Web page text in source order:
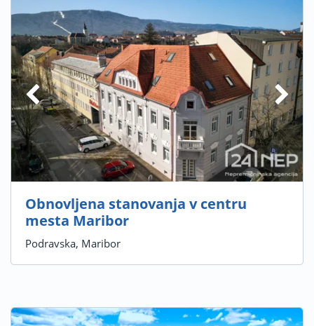
Obnovljena stanovanja v centru
mesta Maribor
Podravska, Maribor